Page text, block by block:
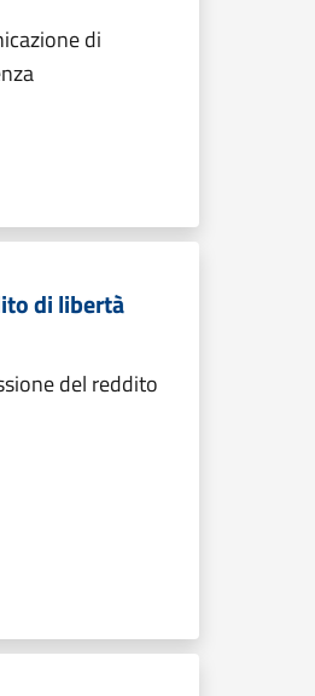
di
di libertà
del reddito